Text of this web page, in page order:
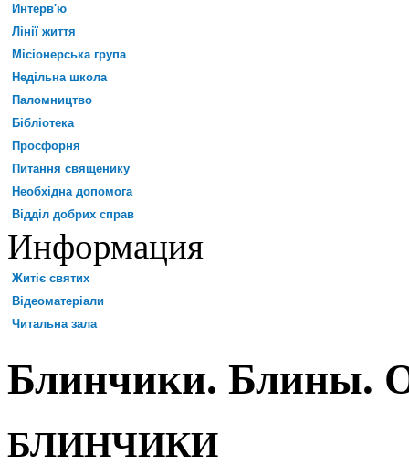
Интерв'ю
Лінії життя
Місіонерська група
Недільна школа
Паломництво
Бібліотека
Просфорня
Питання священику
Необхідна допомога
Відділ добрих справ
Информация
Житіє святих
Відеоматеріали
Читальна зала
Блинчики. Блины.
БЛИНЧИКИ